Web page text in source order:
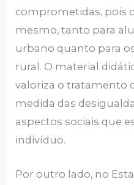
comprometidas, pois
mesmo, tanto para
urbano quanto para
rural. O material
valoriza o tratamento
medida das
aspectos sociais que
indivíduo.
Por outro lado, no